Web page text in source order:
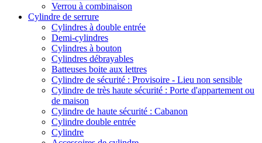
Verrou à combinaison
Cylindre de serrure
Cylindres à double entrée
Demi-cylindres
Cylindres à bouton
Cylindres débrayables
Batteuses boite aux lettres
Cylindre de sécurité : Provisoire - Lieu non sensible
Cylindre de très haute sécurité : Porte d'appartement ou
de maison
Cylindre de haute sécurité : Cabanon
Cylindre double entrée
Cylindre